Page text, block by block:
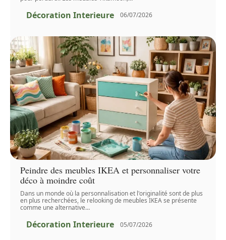
Décoration Interieure 06/07/2026
Peindre des meubles IKEA et personnaliser votre
déco à moindre coût
Dans un monde où la personnalisation et l'originalité sont de plus
en plus recherchées, le relooking de meubles IKEA se présente
comme une alternative…
Décoration Interieure 05/07/2026